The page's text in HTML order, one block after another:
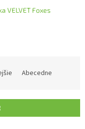
VELVET Foxes
Abecedne